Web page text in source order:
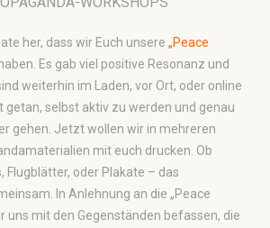
her, dass wir Euch unsere „Peace
Es gab viel positive Resonanz und
weiterhin im Laden, vor Ort, oder online
getan, selbst aktiv zu werden und genau
gehen. Jetzt wollen wir in mehreren
mit euch drucken. Ob
Flugblätter, oder Plakate – das
In Anlehnung an die „Peace
uns mit den Gegenständen befassen, die